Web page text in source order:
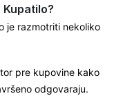
je razmotriti nekoliko
pre kupovine kako
odgovaraju.